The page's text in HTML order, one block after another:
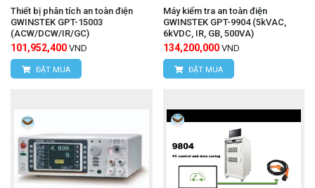
Thiết bị phân tích an toàn điện
GWINSTEK GPT-15003
(ACW/DCW/IR/GC)
101,952,400 VND
ĐẶT MUA
Máy kiểm tra an toàn điện
GWINSTEK GPT-9904 (5kVAC,
6kVDC, IR, GB, 500VA)
134,200,000 VND
ĐẶT MUA